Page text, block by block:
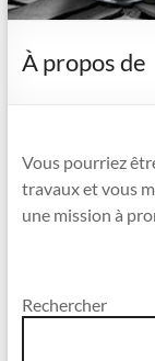
À propos de
Vous pourriez
travaux et vous
une mission à
Rechercher